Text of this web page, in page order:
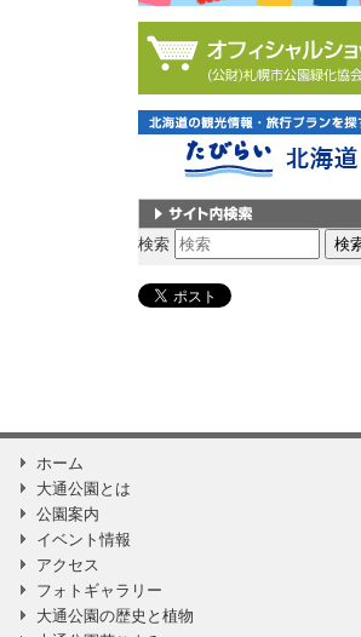
サイト内検索
検索
ホーム
大通公園とは
公園案内
イベント情報
アクセス
フォトギャラリー
大通公園の歴史と植物